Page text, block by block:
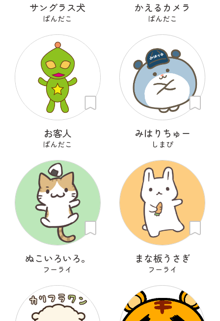
サングラス犬
ぱんだこ
かえるカメラ
ぱんだこ
お客人
ぱんだこ
みはりちゅー
しまぴ
ぬこいろいろ。
フーライ
まな板うさぎ
フーライ